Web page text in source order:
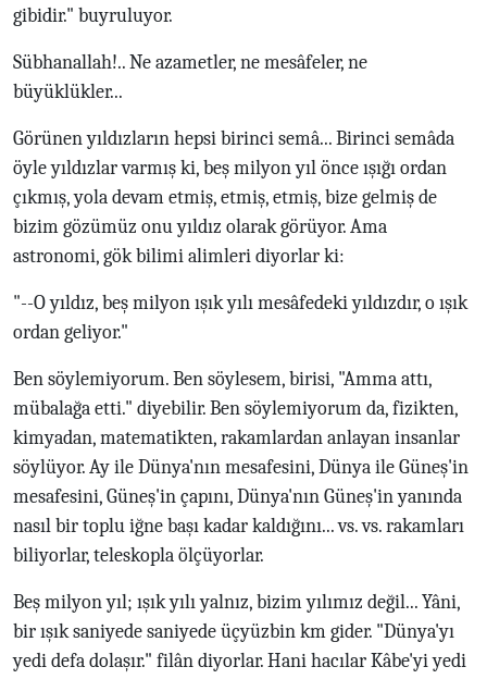
gibidir." buyruluyor.
Sübhanallah!.. Ne azametler, ne mesâfeler, ne
büyüklükler...
Görünen yıldızların hepsi birinci semâ... Birinci semâda
öyle yıldızlar varmış ki, beş milyon yıl önce ışığı ordan
çıkmış, yola devam etmiş, etmiş, etmiş, bize gelmiş de
bizim gözümüz onu yıldız olarak görüyor. Ama
astronomi, gök bilimi alimleri diyorlar ki:
"--O yıldız, beş milyon ışık yılı mesâfedeki yıldızdır, o ışık
ordan geliyor."
Ben söylemiyorum. Ben söylesem, birisi, "Amma attı,
mübalağa etti." diyebilir. Ben söylemiyorum da, fizikten,
kimyadan, matematikten, rakamlardan anlayan insanlar
söylüyor. Ay ile Dünya'nın mesafesini, Dünya ile Güneş'in
mesafesini, Güneş'in çapını, Dünya'nın Güneş'in yanında
nasıl bir toplu iğne başı kadar kaldığını... vs. vs. rakamları
biliyorlar, teleskopla ölçüyorlar.
Beş milyon yıl; ışık yılı yalnız, bizim yılımız değil... Yâni,
bir ışık saniyede saniyede üçyüzbin km gider. "Dünya'yı
yedi defa dolaşır." filân diyorlar. Hani hacılar Kâbe'yi yedi